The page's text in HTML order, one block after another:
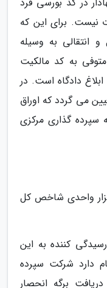
نیست. برای این که
انتقالی به وسیله
به کد مالکیت
دادگاه است. در
می گردد که اوراق
سپرده گذاری مرکزی
سبز پوش شد؛ رشد 35 هزار واحدی شاخص کل
کننده به این
دارد شرکت سپرده
برگه انحصار